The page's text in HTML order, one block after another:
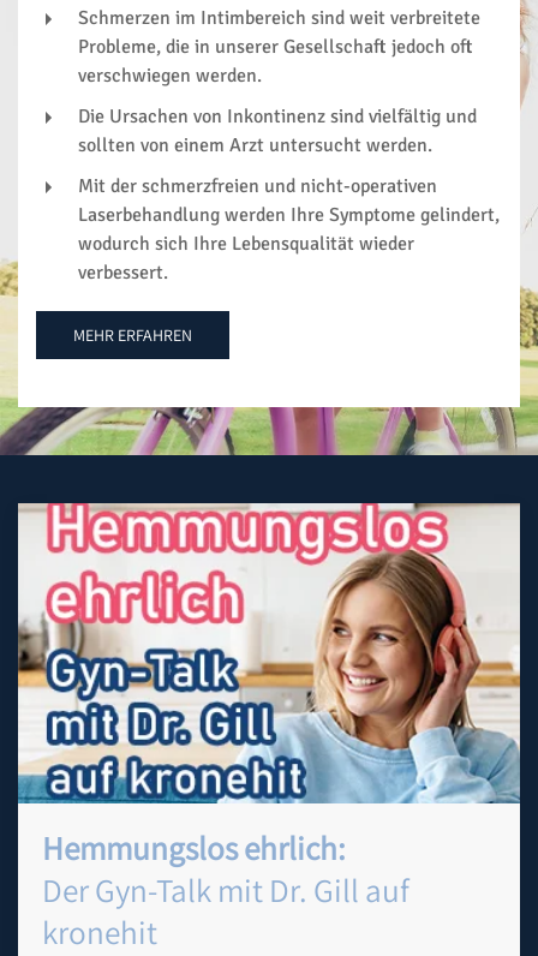
Schmerzen im Intimbereich sind weit verbreitete
Probleme, die in unserer Gesellschaft jedoch oft
verschwiegen werden.
Die Ursachen von Inkontinenz sind vielfältig und
sollten von einem Arzt untersucht werden.
Mit der schmerzfreien und nicht-operativen
Laserbehandlung werden Ihre Symptome gelindert,
wodurch sich Ihre Lebensqualität wieder
verbessert.
MEHR ERFAHREN
Hemmungslos ehrlich:
Der Gyn-Talk mit Dr. Gill auf
kronehit